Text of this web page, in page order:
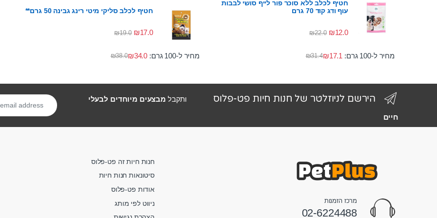
חטיף לכלב ללא סוכר פור לייף סושי לבבות
עוף ודג קוד 70 גרם
₪12.0
₪22.0
מחיר ל-100 גרם: ₪31.4₪17.1
חטיף לכלב סליקי מיטי רינג גבינה 50 גרם**
₪17.0
₪19.0
מחיר ל-100 גרם: ₪38.0₪34.0
הירשם לניוזלטר של חנות חיות פט-פלוס ותקבל מבצעים מיוחדים לבעלי
חיים
מרכז הזמנות
02-6224488
חנות חיות זה פט-פלוס
סיטונאות חנות חיות
אודות פט-פלוס
ניווט לפי מותג